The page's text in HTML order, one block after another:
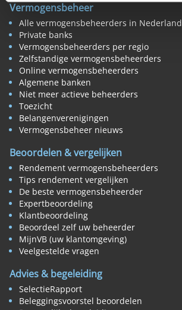
Vermogensbeheer
Alle vermogensbeheerders in Nederland
Private banks
Vermogensbeheerders per regio
Zelfstandige vermogensbeheerders
Online vermogensbeheerders
Algemene banken
Niet meer actieve beheerders
Toezicht
Belangenverenigingen
Vermogensbeheer nieuws
Beoordelen & vergelijken
Rendement vermogensbeheerders
Tips rendement vergelijken
De beste vermogensbeheerder
Expertbeoordeling
Klantbeoordeling
Beoordeel zelf uw beheerder
MijnVB (uw klantomgeving)
Veelgestelde vragen
Advies & begeleiding
SelectieRapport
Beleggingsvoorstel beoordelen